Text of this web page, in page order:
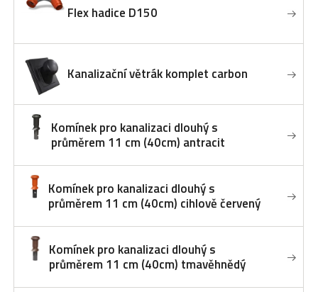
Flex hadice D150
Kanalizační větrák komplet carbon
Komínek pro kanalizaci dlouhý s
průměrem 11 cm (40cm) antracit
Komínek pro kanalizaci dlouhý s
průměrem 11 cm (40cm) cihlově červený
Komínek pro kanalizaci dlouhý s
průměrem 11 cm (40cm) tmavěhnědý